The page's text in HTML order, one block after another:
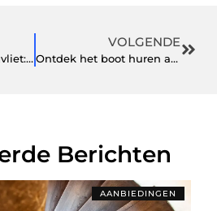
Boekhouder in hoogvliet: een gids voor kleine ondernemers
VOLGENDE
Ontdek het boot huren avontuur in Ridderkerk
Berichten
AANBIEDINGEN